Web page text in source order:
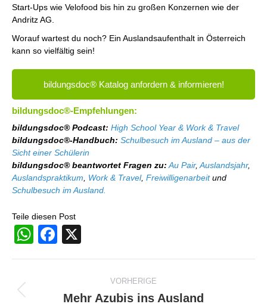
Start-Ups wie Velofood bis hin zu großen Konzernen wie der
Andritz AG.
Worauf wartest du noch? Ein Auslandsaufenthalt in Österreich
kann so vielfältig sein!
bildungsdoc® Katalog anfordern & informieren!
bildungsdoc®-Empfehlungen:
bildungsdoc® Podcast: High School Year & Work & Travel
bildungsdoc®-Handbuch: Schulbesuch im Ausland – aus der
Sicht einer Schülerin
bildungsdoc® beantwortet Fragen zu: Au Pair, Auslandsjahr,
Auslandspraktikum
Work & Travel, Freiwilligenarbeitund
Schulbesuch im Ausland.
Teile diesen Post
WhatsApp
Facebook
VORHERIGE
Vorheriger
Mehr Azubis ins Ausland